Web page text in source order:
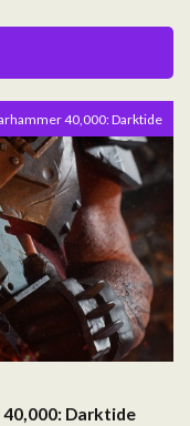
40,000: Darktide
Darktide